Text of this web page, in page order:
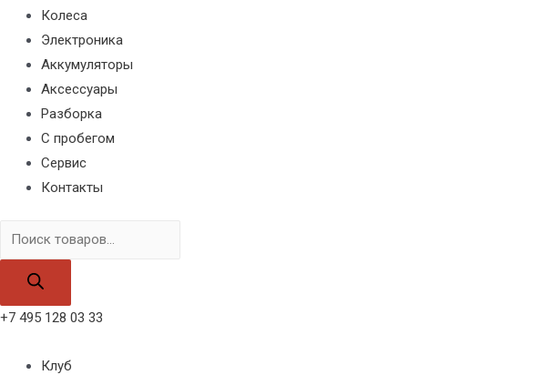
Колеса
Электроника
Аккумуляторы
Аксессуары
Разборка
С пробегом
Сервис
Контакты
Поиск
товаров
+7 495 128 03 33
Клуб